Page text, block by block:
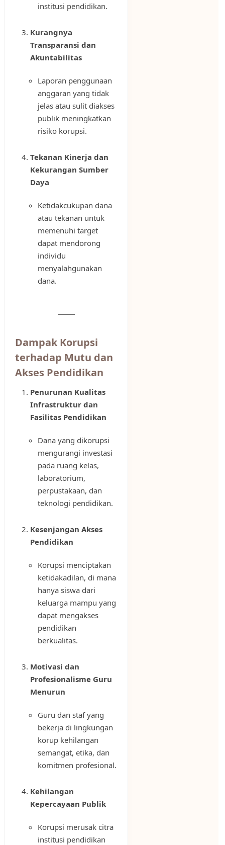
institusi pendidikan.
Kurangnya
Transparansi dan
Akuntabilitas
Laporan penggunaan
anggaran yang tidak
jelas atau sulit diakses
publik meningkatkan
risiko korupsi.
Tekanan Kinerja dan
Kekurangan Sumber
Daya
Ketidakcukupan dana
atau tekanan untuk
memenuhi target
dapat mendorong
individu
menyalahgunakan
dana.
Dampak Korupsi
terhadap Mutu dan
Akses Pendidikan
Penurunan Kualitas
Infrastruktur dan
Fasilitas Pendidikan
Dana yang dikorupsi
mengurangi investasi
pada ruang kelas,
laboratorium,
perpustakaan, dan
teknologi pendidikan.
Kesenjangan Akses
Pendidikan
Korupsi menciptakan
ketidakadilan, di mana
hanya siswa dari
keluarga mampu yang
dapat mengakses
pendidikan
berkualitas.
Motivasi dan
Profesionalisme Guru
Menurun
Guru dan staf yang
bekerja di lingkungan
korup kehilangan
semangat, etika, dan
komitmen profesional.
Kehilangan
Kepercayaan Publik
Korupsi merusak citra
institusi pendidikan